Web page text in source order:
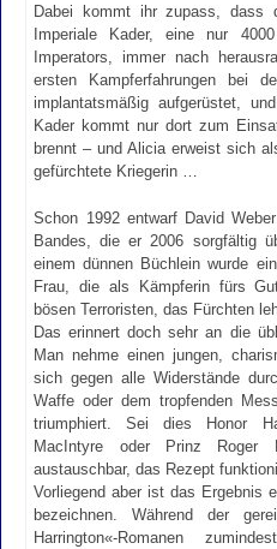
Dabei kommt ihr zupass, dass
Imperiale Kader, eine nur
Imperators, immer nach
ersten Kampferfahrungen bei
implantatsmäßig aufgerüstet,
Kader kommt nur dort zum
brennt – und Alicia erweist sich
gefürchtete Kriegerin …
Schon 1992 entwarf David
Bandes, die er 2006 sorgfältig
einem dünnen Büchlein wurde
Frau, die als Kämpferin fürs
bösen Terroristen, das Fürchten
Das erinnert doch sehr an die
Man nehme einen jungen,
sich gegen alle Widerstände
Waffe oder dem tropfenden
triumphiert. Sei dies Honor
MacIntyre oder Prinz Roger
austauschbar, das Rezept
Vorliegend aber ist das Ergebnis
bezeichnen. Während der
Harrington«-Romanen